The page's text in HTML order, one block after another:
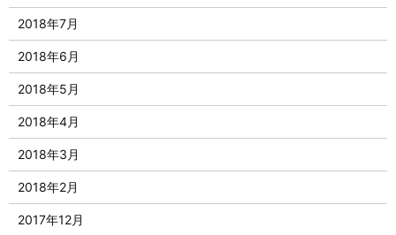
2018年7月
2018年6月
2018年5月
2018年4月
2018年3月
2018年2月
2017年12月